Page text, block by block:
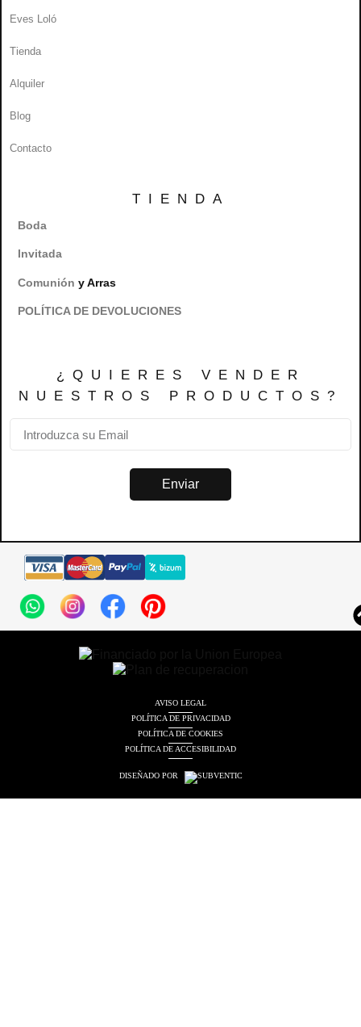
Eves Loló
Tienda
Alquiler
Blog
Contacto
TIENDA
Boda
Invitada
Comunión y Arras
POLÍTICA DE DEVOLUCIONES
¿QUIERES VENDER
NUESTROS PRODUCTOS?
Enviar
AVISO LEGAL
POLÍTICA DE PRIVACIDAD
POLÍTICA DE COOKIES
POLÍTICA DE ACCESIBILIDAD
DISEÑADO POR